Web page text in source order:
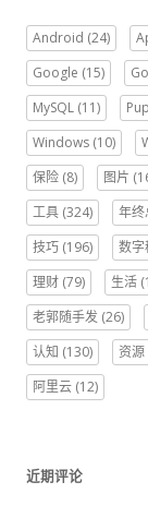
Android (24)
Google (15)
MySQL (11)
Windows (10)
保险 (8) 图片
工具 (324) 年终
技巧 (196) 数字
理财 (79) 生活
老郭随手发 (26)
认知 (130) 资源
阿里云 (12)
近期评论